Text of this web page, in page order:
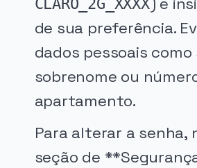
de sua preferência.
dados pessoais como
sobrenome ou
apartamento.
Para alterar a senha,
seção de